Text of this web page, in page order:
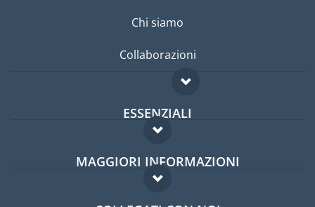
Chi siamo
Collaborazioni
ESSENZIALI
Forum per expat
Guida per expat
MAGGIORI INFORMAZIONI
Domande frequenti